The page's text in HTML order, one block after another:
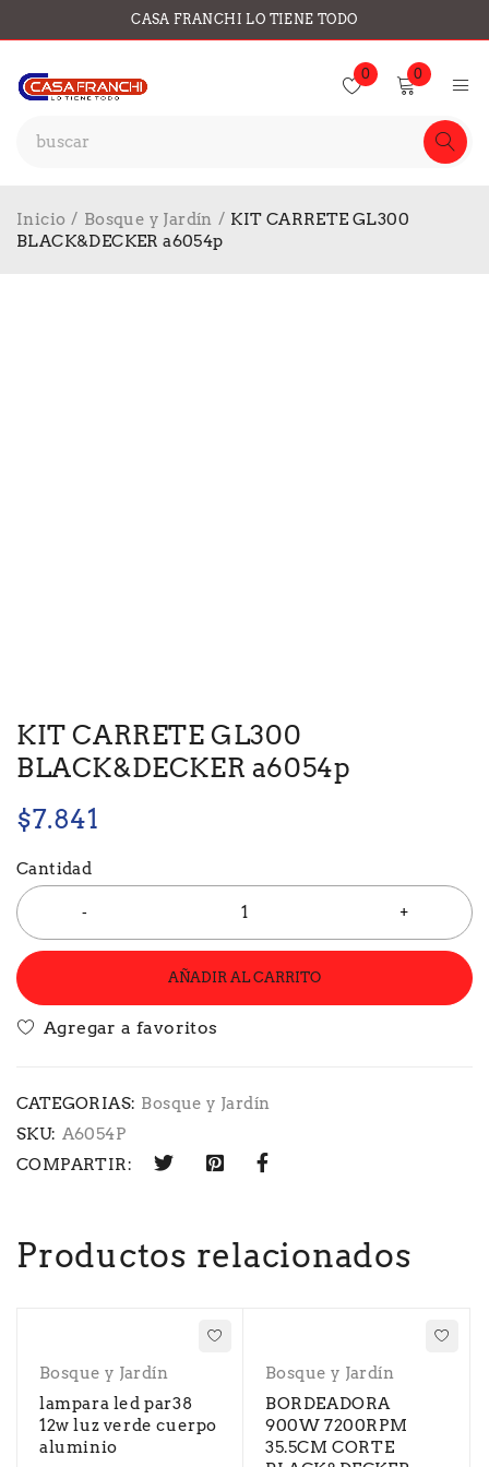
CASA FRANCHI LO TIENE TODO
0 0
Inicio / Bosque y Jardín / KIT CARRETE GL300
BLACK&DECKER a6054p
KIT CARRETE GL300
BLACK&DECKER a6054p
$7.841
Cantidad
AÑADIR AL CARRITO
CATEGORIAS: Bosque y Jardín
SKU: A6054P
COMPARTIR:
Productos relacionados
Bosque y Jardín
lampara led par38
12w luz verde cuerpo
aluminio
Bosque y Jardín
BORDEADORA
900W 7200RPM
35.5CM CORTE